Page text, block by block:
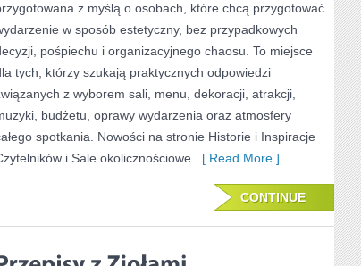
PLANY
z myślą o osobach, które chcą przygotować
w sposób estetyczny, bez przypadkowych
pośpiechu i organizacyjnego chaosu. To miejsce
tych, którzy szukają praktycznych odpowiedzi
z wyborem sali, menu, dekoracji, atrakcji,
budżetu, oprawy wydarzenia oraz atmosfery
spotkania. Nowości na stronie Historie i Inspiracje
i Sale okolicznościowe.
[ Read More ]
CONTINUE